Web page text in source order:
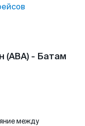
(ABA) - Батам
между